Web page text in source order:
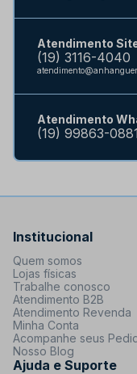
Atendimento
(19) 3116-4040
Atendimento
(19) 99863-0881
Institucional
Quem somos
Lojas físicas
Trabalhe conosco
Atendimento B2B
Atendimento Revenda
Minha Conta
Acompanhe seus
Nosso Blog
Ajuda e Suporte